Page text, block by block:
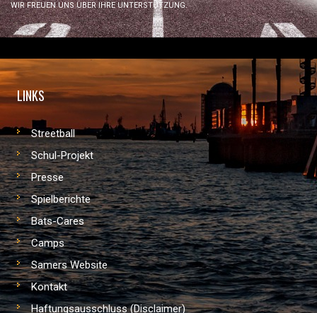
WIR FREUEN UNS ÜBER IHRE UNTERSTÜTZUNG.
LINKS
Streetball
Schul-Projekt
Presse
Spielberichte
Bats-Cares
Camps
Samers Website
Kontakt
Haftungsausschluss (Disclaimer)